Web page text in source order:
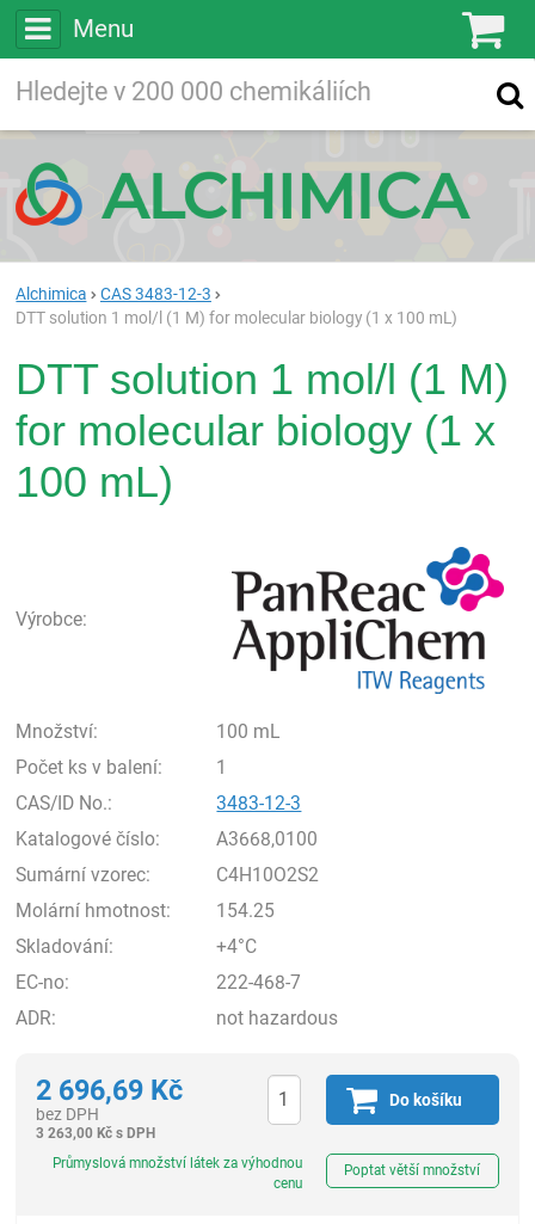
Menu
Vyhledávání
Alchimica
CAS 3483-12-3
DTT solution 1 mol/l (1 M) for molecular biology (1 x 100 mL)
DTT solution 1 mol/l (1 M)
for molecular biology (1 x
100 mL)
Výrobce:
Množství:
100 mL
Počet ks v balení:
1
CAS/ID No.:
3483-12-3
Katalogové číslo:
A3668,0100
Sumární vzorec:
C4H10O2S2
Molární hmotnost:
154.25
Skladování:
+4°C
EC-no:
222-468-7
ADR:
not hazardous
2 696,69 Kč
bez DPH
3 263,00Kč s DPH
Do košíku
Průmyslová množství látek za výhodnou
cenu
Poptat větší množství